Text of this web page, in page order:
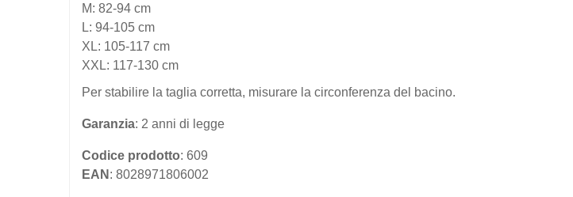
M: 82-94 cm
L: 94-105 cm
XL: 105-117 cm
XXL: 117-130 cm
Per stabilire la taglia corretta, misurare la circonferenza del bacino.
Garanzia: 2 anni di legge
Codice prodotto: 609
EAN : 8028971806002